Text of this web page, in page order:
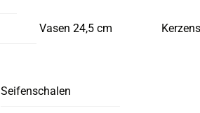
Vasen 24,5 cm
Seifenschalen